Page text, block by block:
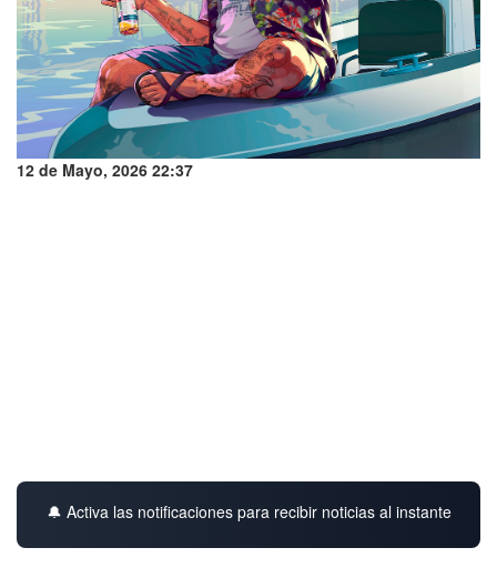
12 de Mayo, 2026 22:37
🔔 Activa las notificaciones para recibir noticias al instante